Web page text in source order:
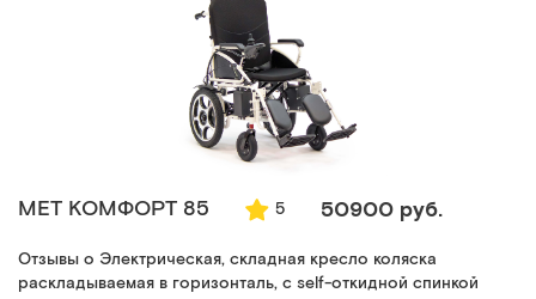
MET КОМФОРТ 85 5 50900 руб.
Отзывы о Электрическая, складная кресло коляска
раскладываемая в горизонталь, с self-откидной спинкой